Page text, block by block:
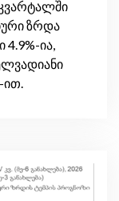
ზრდა
4.9%-ია,
ით.